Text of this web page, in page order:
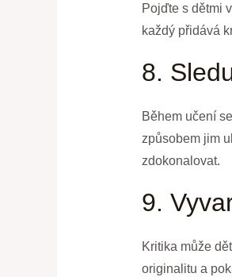
Pojďte s dětmi
každý přidává
8.
Během učení
způsobem jim
zdokonalovat.
9.
Kritika může
originalitu a